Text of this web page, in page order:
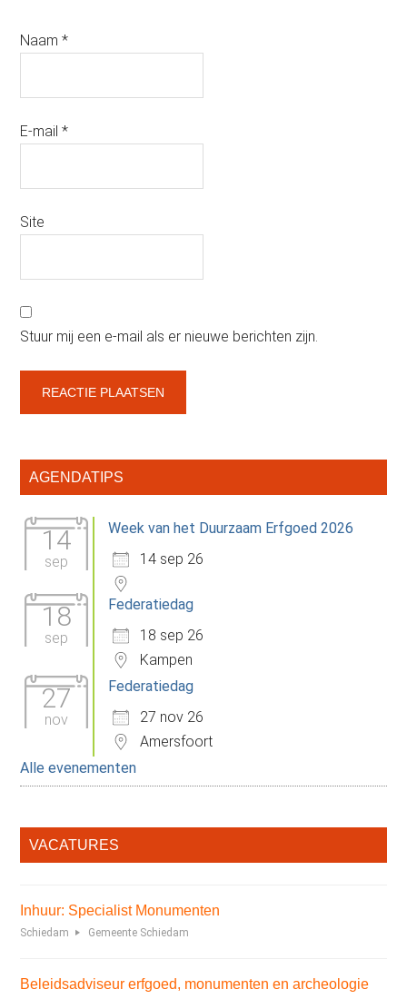
Naam*
E-mail*
Site
Stuur mij een e-mail als er nieuwe berichten zijn.
Primaire
AGENDATIPS
14
sep
Week van het Duurzaam Erfgoed 2026
14 sep 26
18
sep
Federatiedag
18 sep 26
Kampen
27
nov
Federatiedag
27 nov 26
Amersfoort
Alle evenementen
VACATURES
Inhuur: Specialist Monumenten
Schiedam Gemeente Schiedam
Beleidsadviseur erfgoed, monumenten en archeologie